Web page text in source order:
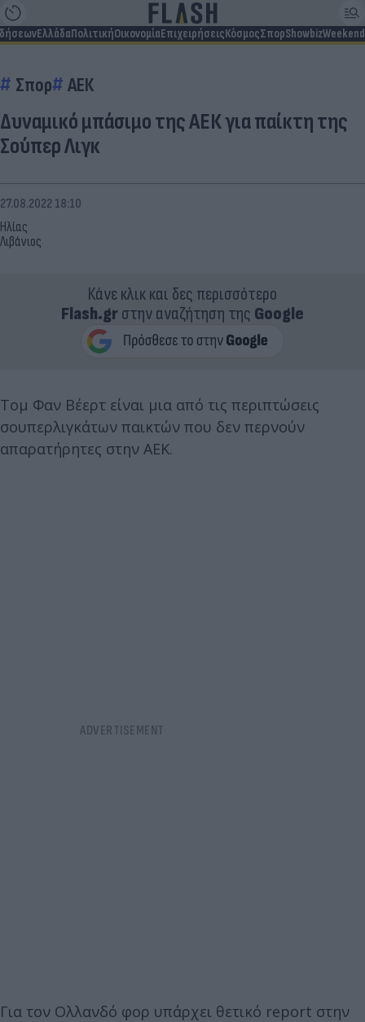
ΕλλάδαΠολιτικήΟικονομίαΕπιχειρήσειςΚόσμοςΣπορShowbizWeekend
Σπορ ΑΕΚ
Δυναμικό μπάσιμο της ΑΕΚ για παίκτη της
Σούπερ Λιγκ
Ηλίας
Λιβάνιος
27.08.2022 18:10
Κάνε κλικ και δες περισσότερο
Flash.grστην αναζήτηση της Google
Τομ Φαν Βέερτ είναι μια από τις περιπτώσεις
σουπερλιγκάτων παικτών που δεν περνούν
απαρατήρητες στην ΑΕΚ.
Για τον Ολλανδό φορ υπάρχει θετικό report στην